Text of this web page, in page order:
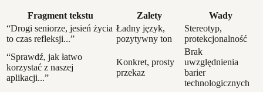
Fragment tekstu Zalety
Wady
“Drogi seniorze, jesień życia
to czas refleksji...”
Ładny język,
pozytywny ton
Stereotyp,
protekcjonalność
“Sprawdź, jak łatwo
korzystać z naszej
aplikacji...”
Konkret, prosty
przekaz
Brak
uwzględnienia
barier
technologicznych